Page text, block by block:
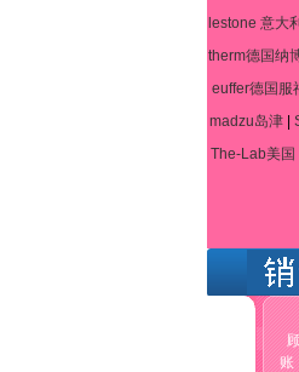
lestone 意大
therm德国纳
euffer德国服
madzu岛津|
The-Lab美国
账